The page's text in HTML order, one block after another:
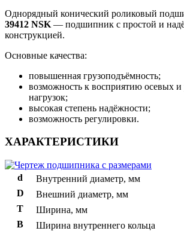
Однорядный конический роликовый
39412 NSK — подшипник с простой и
конструкцией.
Основные качества:
повышенная грузоподъёмность;
возможность к восприятию осевых
нагрузок;
высокая степень надёжности;
возможность регулировки.
ХАРАКТЕРИСТИКИ
d Внутренний диаметр, мм
D
Внешний диаметр, мм
T
Ширина, мм
B
Ширина внутреннего кольца